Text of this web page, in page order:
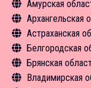
Общая
Объекты
Туризм в
Чем заняться
Средства
Амурская
Общая
Объекты
Туризм в
Чем заняться
Архангельская
Общая
Объекты
Туризм в
Астраханская
Общая
Объекты
Белгородская
Общая
Объекты
Брянская
Общая
Владимирская